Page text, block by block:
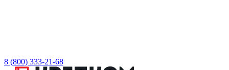
8 (800) 333-21-68